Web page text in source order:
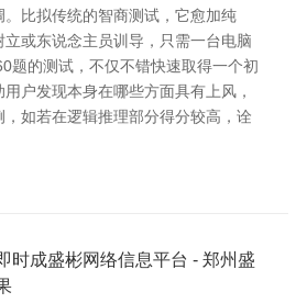
比拟传统的智商测试，它愈加纯
或东说念主员训导，只需一台电脑
题的测试，不仅不错快速取得一个初
户发现本身在哪些方面具有上风，
如若在逻辑推理部分得分较高，诠
时成盛彬网络信息平台 - 郑州盛